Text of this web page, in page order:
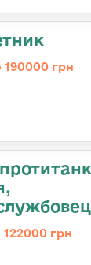
190000 грн
122000 грн